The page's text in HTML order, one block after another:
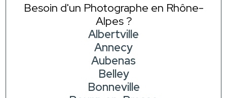
Besoin d'un Photographe en Rhône-
Alpes ?
Albertville
Annecy
Aubenas
Belley
Bonneville